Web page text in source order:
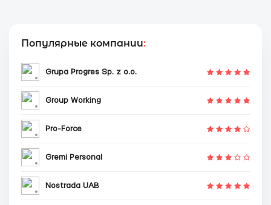
Популярные компании:
Grupa Progres Sp. z o.o.
Group Working
Pro-Force
Gremi Personal
Nostrada UAB